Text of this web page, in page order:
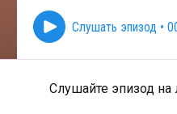
Слушать эпизод •
Слушайте эпизод